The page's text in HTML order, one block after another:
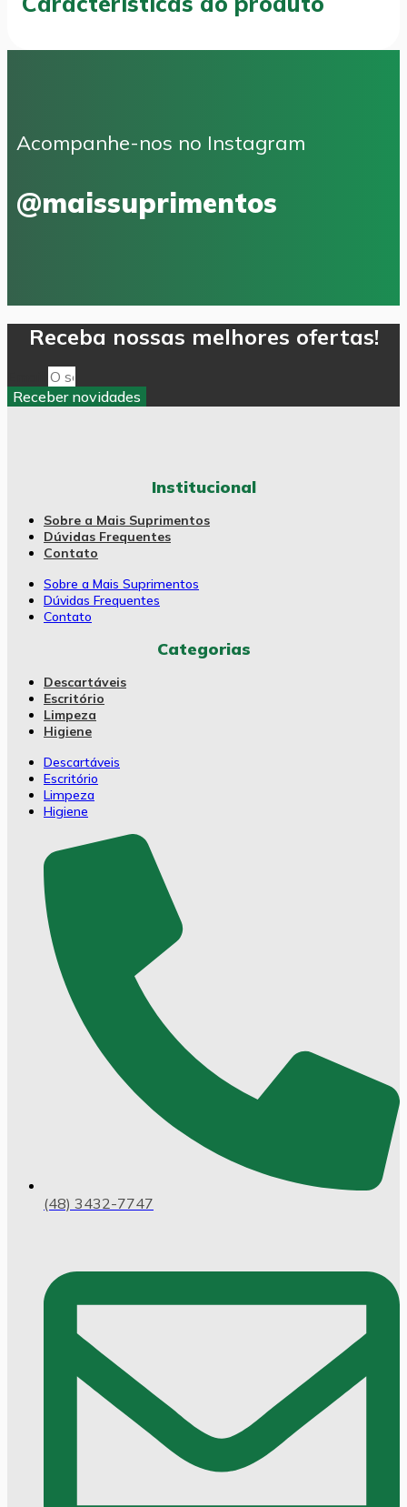
Acompanhe-nos no Instagram
@maissuprimentos
Receba nossas melhores ofertas!
Receber novidades
Institucional
Sobre a Mais Suprimentos
Dúvidas Frequentes
Contato
Sobre a Mais Suprimentos
Dúvidas Frequentes
Contato
Categorias
Descartáveis
Escritório
Limpeza
Higiene
Descartáveis
Escritório
Limpeza
Higiene
(48) 3432-7747